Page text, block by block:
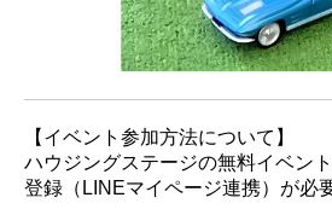
【イベント参加方法について】
ハウジングステージの無料イベン
登録（LINEマイページ連携）が必